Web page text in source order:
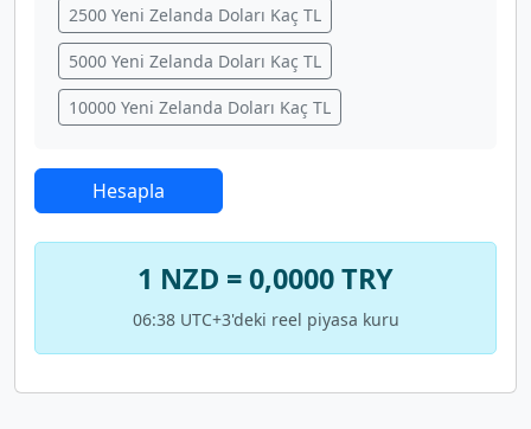
2500 Yeni Zelanda Doları Kaç TL
5000 Yeni Zelanda Doları Kaç TL
10000 Yeni Zelanda Doları Kaç TL
Hesapla
1 NZD = 0,0000 TRY
06:38 UTC+3'deki reel piyasa kuru